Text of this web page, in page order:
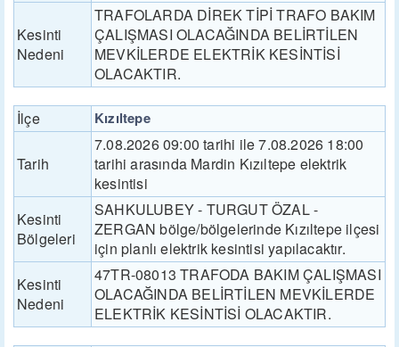
Kesinti
Nedeni
TRAFOLARDA DİREK TİPİ TRAFO BAKIM
ÇALIŞMASI OLACAĞINDA BELİRTİLEN
MEVKİLERDE ELEKTRİK KESİNTİSİ
OLACAKTIR.
İlçe Kızıltepe
Tarih
7.08.2026 09:00 tarihi ile 7.08.2026 18:00
tarihi arasında Mardin Kızıltepe elektrik
kesintisi
Kesinti
Bölgeleri
SAHKULUBEY - TURGUT ÖZAL -
ZERGAN bölge/bölgelerinde Kızıltepe ilçesi
için planlı elektrik kesintisi yapılacaktır.
Kesinti
Nedeni
47TR-08013 TRAFODA BAKIM ÇALIŞMASI
OLACAĞINDA BELİRTİLEN MEVKİLERDE
ELEKTRİK KESİNTİSİ OLACAKTIR.